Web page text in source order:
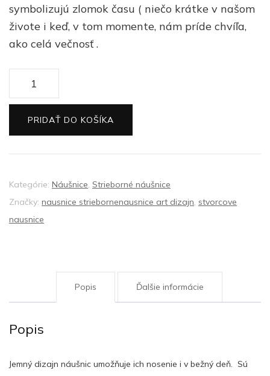
symbolizujú zlomok času ( niečo krátke v našom
živote i keď, v tom momente, nám príde chvíľa,
ako celá večnosť .
množstvo
Strieborné
PRIDAŤ DO KOŠÍKA
Kategórie: Náušnice, Strieborné náušnice
Značky: nausnice striebornenausnice art dizajn, stvorcove
nausnice
Popis Ďalšie informácie
Popis
Jemný dizajn náušnic umožňuje ich nosenie i v bežný deň. Sú